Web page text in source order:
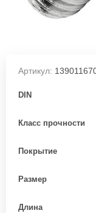
Артикул:
DIN
Класс прочности
Покрытие
Размер
Длина